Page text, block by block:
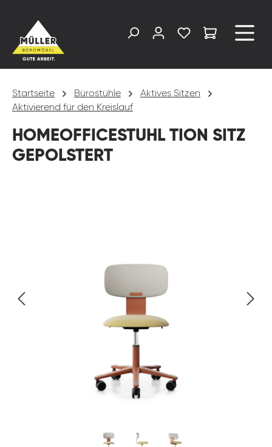
Startseite Bürostühle
Aktives Sitzen
Aktivierend für den Kreislauf
HOMEOFFICESTUHL TION SITZ
GEPOLSTERT